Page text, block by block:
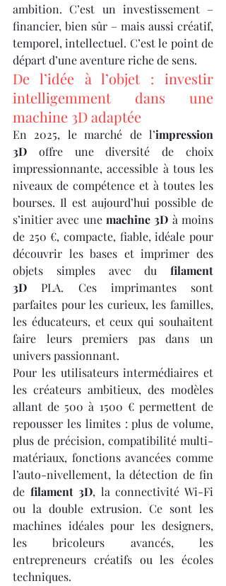
ambition. C’est un investissement –
financier, bien sûr – mais aussi créatif,
temporel, intellectuel. C’est le point de
départ d’une aventure riche de sens.
De l’idée à l’objet : investir
intelligemment dans une
machine 3D adaptée
En 2025, le marché de l’impression
3D offre une diversité de choix
impressionnante, accessible à tous les
niveaux de compétence et à toutes les
bourses. Il est aujourd’hui possible de
s’initier avec une machine 3D à moins
de 250 €, compacte, fiable, idéale pour
découvrir les bases et imprimer des
objets simples avec du filament
3D PLA. Ces imprimantes sont
parfaites pour les curieux, les familles,
les éducateurs, et ceux qui souhaitent
faire leurs premiers pas dans un
univers passionnant.
Pour les utilisateurs intermédiaires et
les créateurs ambitieux, des modèles
allant de 500 à 1500 € permettent de
repousser les limites : plus de volume,
plus de précision, compatibilité multi-
matériaux, fonctions avancées comme
l’auto-nivellement, la détection de fin
de filament 3D, la connectivité Wi-Fi
ou la double extrusion. Ce sont les
machines idéales pour les designers,
les bricoleurs avancés, les
entrepreneurs créatifs ou les écoles
techniques.